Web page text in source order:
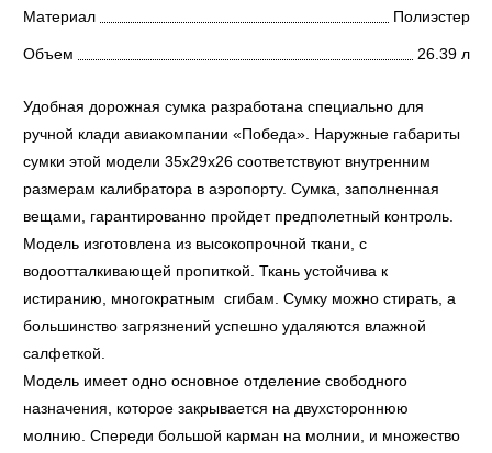
Материал Полиэстер
Объем 26.39 л
Удобная дорожная сумка разработана специально для
ручной клади авиакомпании «Победа». Наружные габариты
сумки этой модели 35x29x26 соответствуют внутренним
размерам калибратора в аэропорту. Сумка, заполненная
вещами, гарантированно пройдет предполетный контроль.
Модель изготовлена из высокопрочной ткани, с
водоотталкивающей пропиткой. Ткань устойчива к
истиранию, многократным сгибам. Сумку можно стирать, а
большинство загрязнений успешно удаляются влажной
салфеткой.
Модель имеет одно основное отделение свободного
назначения, которое закрывается на двухстороннюю
молнию. Спереди большой карман на молнии, и множество